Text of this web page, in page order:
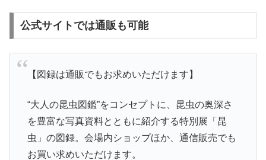
公式サイトでは通販も可能
【図録は通販でもお求めいただけます】
“大人の昆虫図鑑”をコンセプトに、昆虫の奥深さ
を豊富な写真資料とともに紹介する特別展「昆
虫」の図録。会場内ショップほか、通信販売でも
お買い求めいただけます。